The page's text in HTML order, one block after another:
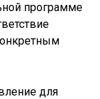
программе
для